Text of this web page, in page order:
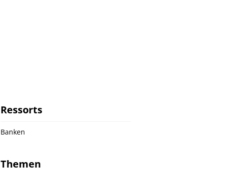
Ressorts
Banken
Themen